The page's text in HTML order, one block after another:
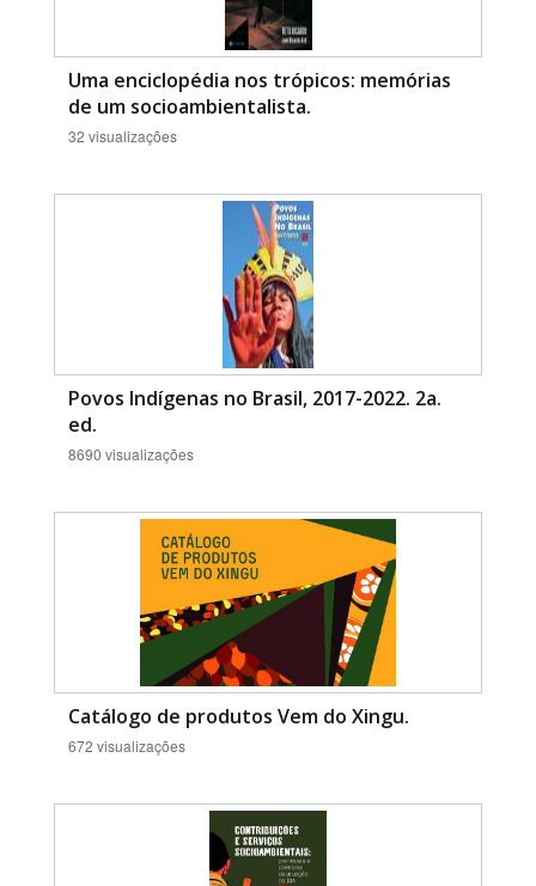
Uma enciclopédia nos trópicos: memórias
de um socioambientalista.
32 visualizações
Povos Indígenas no Brasil, 2017-2022. 2a.
ed.
8690 visualizações
Catálogo de produtos Vem do Xingu.
672 visualizações